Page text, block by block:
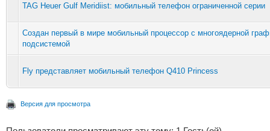
TAG Heuer Gulf Meridiist: мобильный телефон ограниченной серии
Создан первый в мире мобильный процессор с многоядерной
подсистемой
Fly представляет мобильный телефон Q410 Princess
Версия для просмотра